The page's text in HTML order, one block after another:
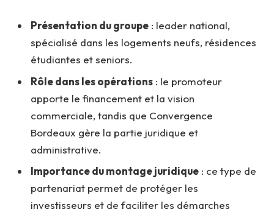
Présentation du groupe : leader national,
spécialisé dans les logements neufs, résidences
étudiantes et seniors.
Rôle dans les opérations : le promoteur
apporte le financement et la vision
commerciale, tandis que Convergence
Bordeaux gère la partie juridique et
administrative.
Importance du montage juridique : ce type de
partenariat permet de protéger les
investisseurs et de faciliter les démarches